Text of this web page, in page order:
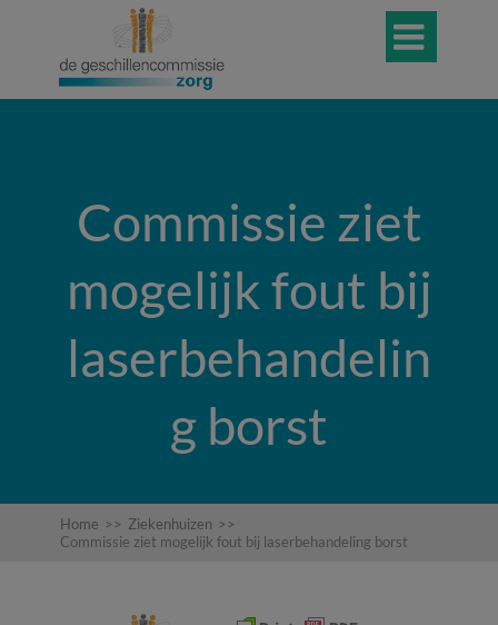

Commissie ziet
mogelijk fout bij
laserbehandelin
g borst
Home >> Ziekenhuizen >>
Commissie ziet mogelijk fout bij laserbehandeling borst